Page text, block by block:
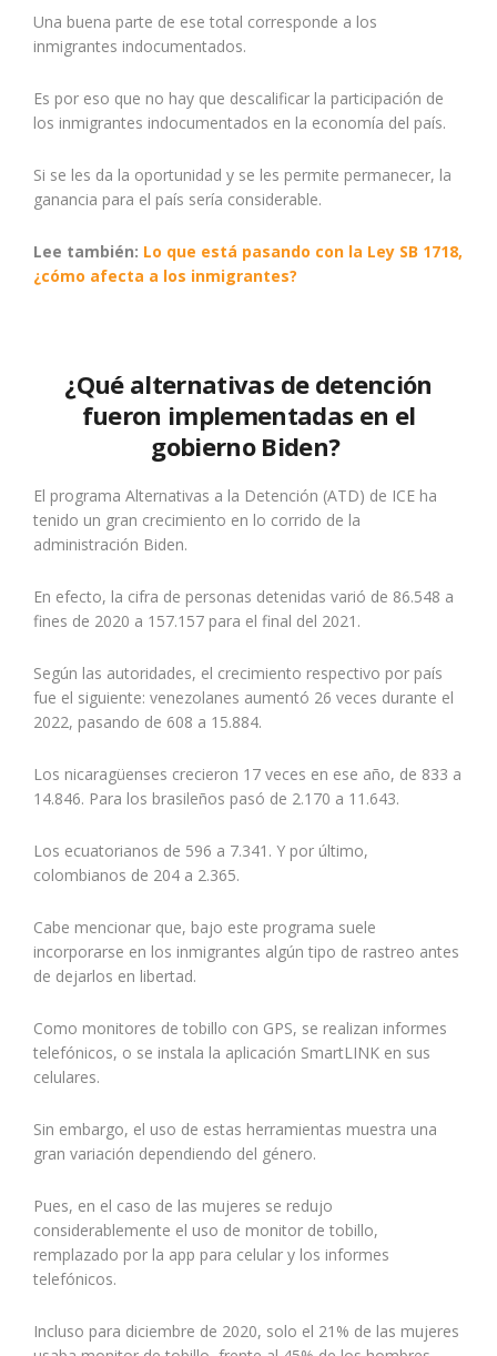
Una buena parte de ese total corresponde a los
inmigrantes indocumentados.
Es por eso que no hay que descalificar la participación de
los inmigrantes indocumentados en la economía del país.
Si se les da la oportunidad y se les permite permanecer, la
ganancia para el país sería considerable.
Lee también: Lo que está pasando con la Ley SB 1718,
¿cómo afecta a los inmigrantes?
¿Qué alternativas de detención
fueron implementadas en el
gobierno Biden?
El programa Alternativas a la Detención (ATD) de ICE ha
tenido un gran crecimiento en lo corrido de la
administración Biden.
En efecto, la cifra de personas detenidas varió de 86.548 a
fines de 2020 a 157.157 para el final del 2021.
Según las autoridades, el crecimiento respectivo por país
fue el siguiente: venezolanes aumentó 26 veces durante el
2022, pasando de 608 a 15.884.
Los nicaragüenses crecieron 17 veces en ese año, de 833 a
14.846. Para los brasileños pasó de 2.170 a 11.643.
Los ecuatorianos de 596 a 7.341. Y por último,
colombianos de 204 a 2.365.
Cabe mencionar que, bajo este programa suele
incorporarse en los inmigrantes algún tipo de rastreo antes
de dejarlos en libertad.
Como monitores de tobillo con GPS, se realizan informes
telefónicos, o se instala la aplicación SmartLINK en sus
celulares.
Sin embargo, el uso de estas herramientas muestra una
gran variación dependiendo del género.
Pues, en el caso de las mujeres se redujo
considerablemente el uso de monitor de tobillo,
remplazado por la app para celular y los informes
telefónicos.
Incluso para diciembre de 2020, solo el 21% de las mujeres